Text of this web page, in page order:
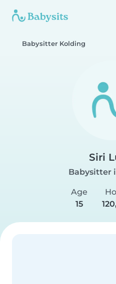
Babysitter Kolding
Siri
Babysitter
Age
15